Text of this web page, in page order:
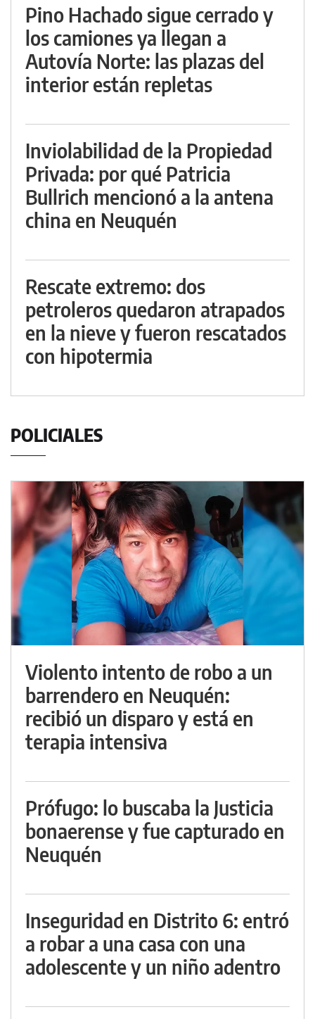
Pino Hachado sigue cerrado y
los camiones ya llegan a
Autovía Norte: las plazas del
interior están repletas
Inviolabilidad de la Propiedad
Privada: por qué Patricia
Bullrich mencionó a la antena
china en Neuquén
Rescate extremo: dos
petroleros quedaron atrapados
en la nieve y fueron rescatados
con hipotermia
POLICIALES
Violento intento de robo a un
barrendero en Neuquén:
recibió un disparo y está en
terapia intensiva
Prófugo: lo buscaba la Justicia
bonaerense y fue capturado en
Neuquén
Inseguridad en Distrito 6: entró
a robar a una casa con una
adolescente y un niño adentro